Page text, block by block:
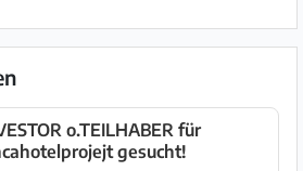
o.TEILHABER für
gesucht!